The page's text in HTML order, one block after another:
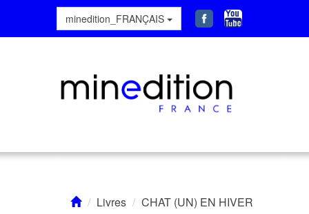
minedition_FRANÇAIS
Livres CHAT (UN) EN HIVER